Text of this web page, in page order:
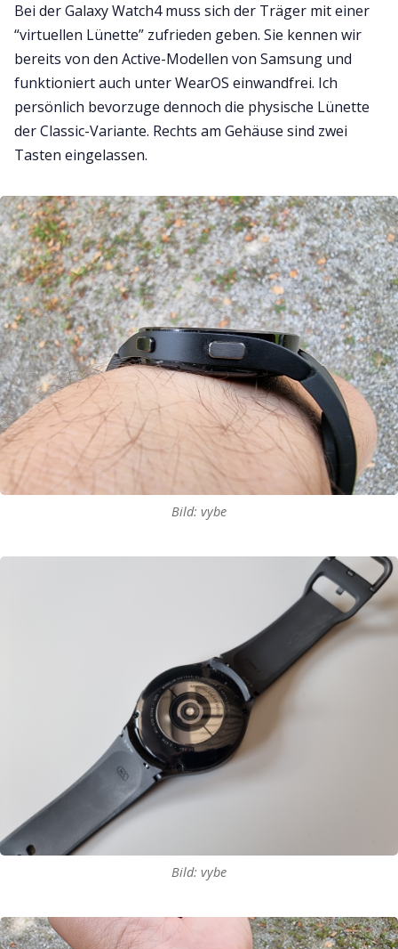
Bei der Galaxy Watch4 muss sich der Träger mit einer
“virtuellen Lünette” zufrieden geben. Sie kennen wir
bereits von den Active-Modellen von Samsung und
funktioniert auch unter WearOS einwandfrei. Ich
persönlich bevorzuge dennoch die physische Lünette
der Classic-Variante. Rechts am Gehäuse sind zwei
Tasten eingelassen.
Bild: vybe
Bild: vybe